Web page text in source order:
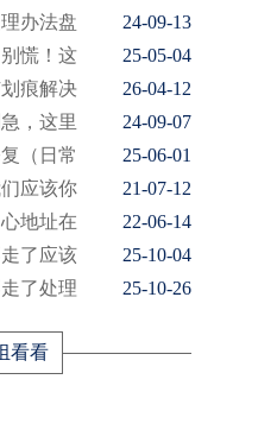
办法盘
24-09-13
慌！这
25-05-04
痕解决
26-04-12
，这里
24-09-07
（日常
25-06-01
应该你
21-07-12
地址在
22-06-14
了应该
25-10-04
了处理
25-10-26
看看